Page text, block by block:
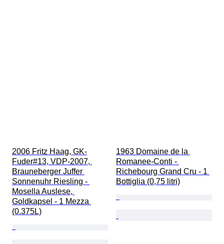
2006 Fritz Haag, GK-
Fuder#13, VDP-2007,
Brauneberger Juffer
Sonnenuhr Riesling -
Mosella Auslese,
Goldkapsel - 1 Mezza
(0.375L)
1963 Domaine de la
Romanee-Conti -
Richebourg Grand Cru - 1
Bottiglia (0,75 litri)